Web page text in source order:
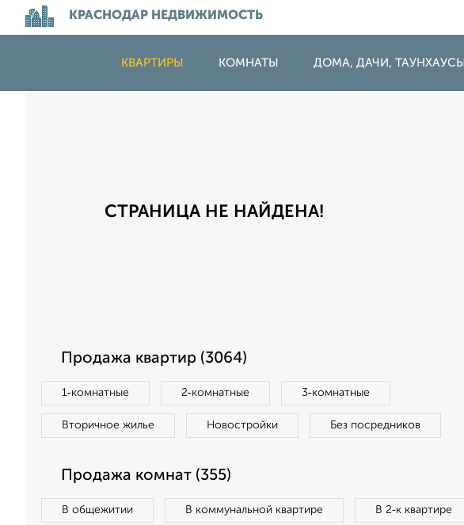
КРАСНОДАР НЕДВИЖИМОСТЬ
КВАРТИРЫ КОМНАТЫ ДОМА, ДАЧИ, ТАУНХАУСЫ
СТРАНИЦА НЕ НАЙДЕНА!
Продажа квартир (3064)
1‑комнатные 2‑комнатные 3‑комнатные
Вторичное жилье Новостройки Без посредников
Продажа комнат (355)
В общежитии В коммунальной квартире В 2‑к квартире